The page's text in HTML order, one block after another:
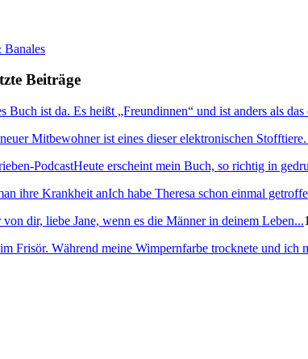
Banales
Beiträge
Buch ist da. Es heißt „Freundinnen“ und ist anders als das
Mitbewohner ist eines dieser elektronischen
PodcastHeute erscheint mein Buch, so richtig in
ihre Krankheit anIch habe Theresa schon einmal
dir, liebe Jane, wenn es die Männer in deinem Leben...
Frisör. Während meine Wimpernfarbe trocknete und ich